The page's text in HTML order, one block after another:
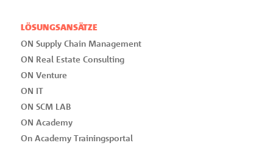
LÖSUNGSANSÄTZE
ON Supply Chain Management
ON Real Estate Consulting
ON Venture
ON IT
ON SCM LAB
ON Academy
On Academy Trainingsportal